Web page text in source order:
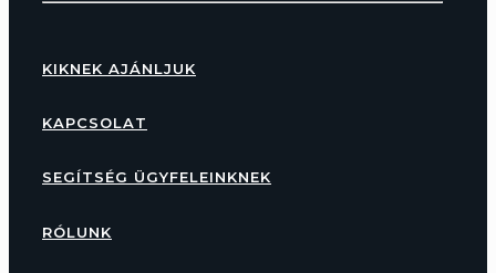
KIKNEK AJÁNLJUK
KAPCSOLAT
SEGÍTSÉG ÜGYFELEINKNEK
RÓLUNK